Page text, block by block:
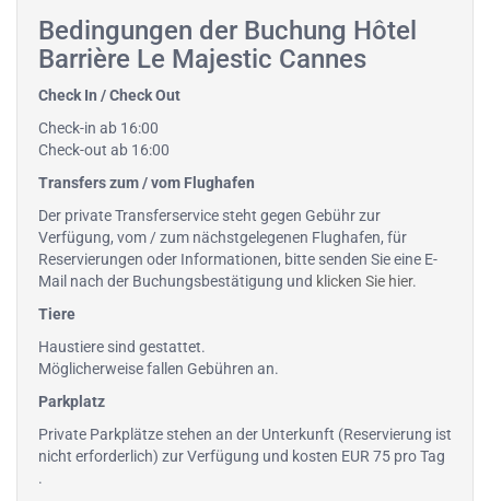
Bedingungen der Buchung Hôtel
Barrière Le Majestic Cannes
Check In / Check Out
Check-in ab 16:00
Check-out ab 16:00
Transfers zum / vom Flughafen
Der private Transferservice steht gegen Gebühr zur
Verfügung, vom / zum nächstgelegenen Flughafen, für
Reservierungen oder Informationen, bitte senden Sie eine E-
Mail nach der Buchungsbestätigung und klicken Sie hier.
Tiere
Haustiere sind gestattet.
Möglicherweise fallen Gebühren an.
Parkplatz
Private Parkplätze stehen an der Unterkunft (Reservierung ist
nicht erforderlich) zur Verfügung und kosten EUR 75 pro Tag
.